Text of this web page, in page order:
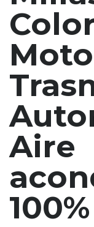
Aire
100%